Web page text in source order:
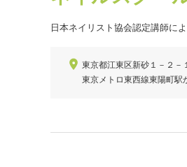
日本ネイリスト協会認定講師に
東京都江東区新砂１－２－１
東京メトロ東西線東陽町駅